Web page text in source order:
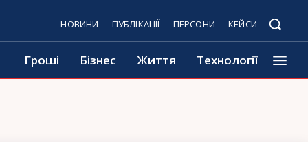
НОВИНИ ПУБЛІКАЦІЇ ПЕРСОНИ КЕЙСИ
Гроші Бізнес Життя Технології